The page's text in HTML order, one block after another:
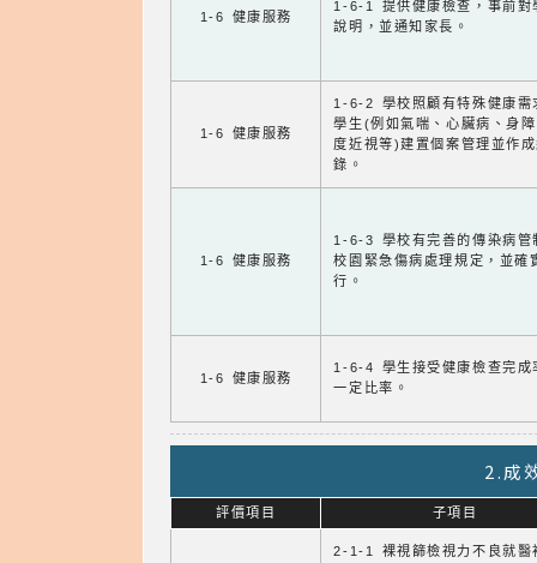
1-6 健康服務
1-6-1 提供健康檢查，事前對
說明，並通知家長。
1-6 健康服務
1-6-2 學校照顧有特殊健康需
學生(例如氣喘、心臟病、身
度近視等)建置個案管理並作
錄。
1-6 健康服務
1-6-3 學校有完善的傳染病管
校園緊急傷病處理規定，並確
行。
1-6 健康服務
1-6-4 學生接受健康檢查完成
一定比率。
2.成
評價項目 子項目
2-1-1 裸視篩檢視力不良就醫